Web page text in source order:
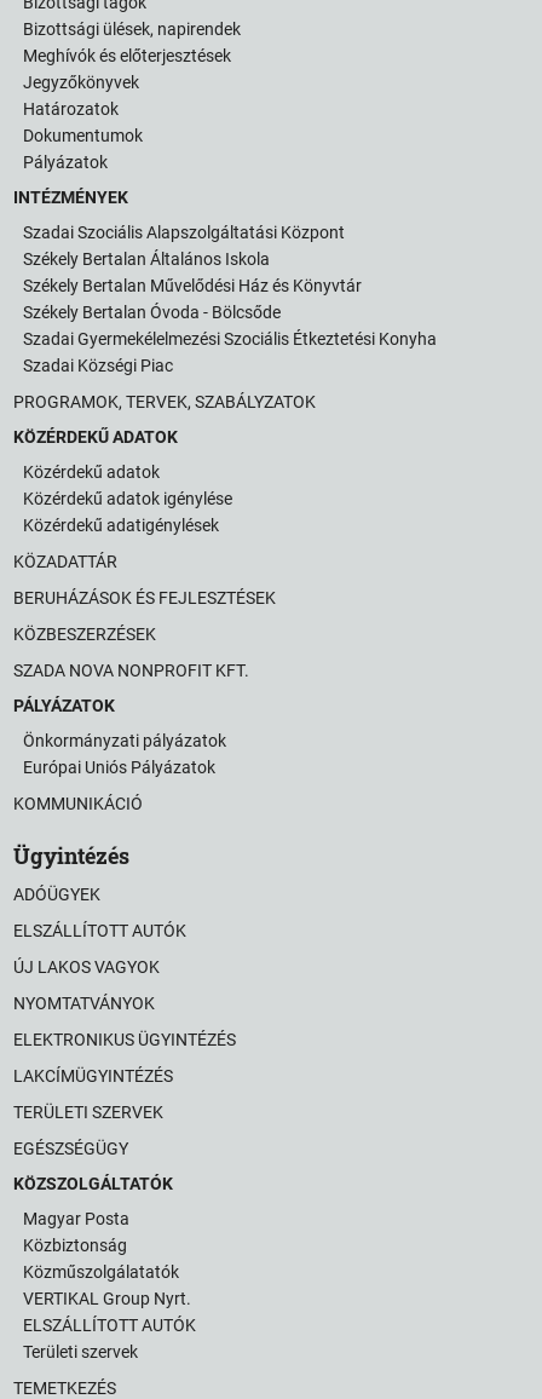
Bizottsági ülések, napirendek
Meghívók és előterjesztések
Jegyzőkönyvek
Határozatok
Dokumentumok
Pályázatok
INTÉZMÉNYEK
Szadai Szociális Alapszolgáltatási Központ
Székely Bertalan Általános Iskola
Székely Bertalan Művelődési Ház és Könyvtár
Székely Bertalan Óvoda - Bölcsőde
Szadai Gyermekélelmezési Szociális Étkeztetési Konyha
Szadai Községi Piac
PROGRAMOK, TERVEK, SZABÁLYZATOK
KÖZÉRDEKŰ ADATOK
Közérdekű adatok
Közérdekű adatok igénylése
Közérdekű adatigénylések
KÖZADATTÁR
BERUHÁZÁSOK ÉS FEJLESZTÉSEK
KÖZBESZERZÉSEK
SZADA NOVA NONPROFIT KFT.
PÁLYÁZATOK
Önkormányzati pályázatok
Európai Uniós Pályázatok
KOMMUNIKÁCIÓ
Ügyintézés
ADÓÜGYEK
ELSZÁLLÍTOTT AUTÓK
ÚJ LAKOS VAGYOK
NYOMTATVÁNYOK
ELEKTRONIKUS ÜGYINTÉZÉS
LAKCÍMÜGYINTÉZÉS
TERÜLETI SZERVEK
EGÉSZSÉGÜGY
KÖZSZOLGÁLTATÓK
Magyar Posta
Közbiztonság
Közműszolgálatatók
VERTIKAL Group Nyrt.
ELSZÁLLÍTOTT AUTÓK
Területi szervek
TEMETKEZÉS